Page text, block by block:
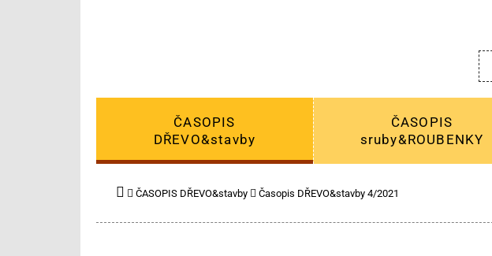
ČASOPIS
DŘEVO&stavby
ČASOPIS
sruby&ROUBENKY
ČASOPIS DŘEVO&stavby Časopis DŘEVO&stavby 4/2021